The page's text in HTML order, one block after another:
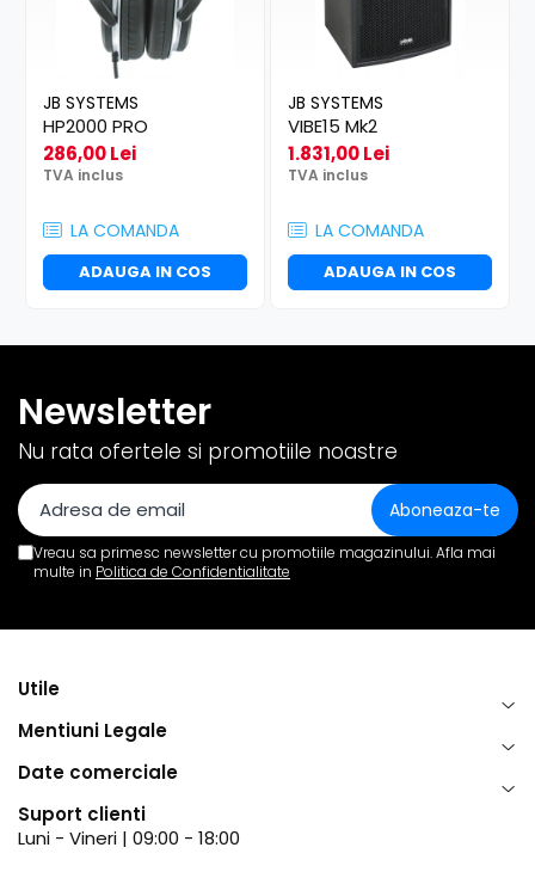
JB SYSTEMS
HP2000 PRO
286,00 Lei
TVA inclus
LA COMANDA
ADAUGA IN COS
JB SYSTEMS
VIBE15 Mk2
1.831,00 Lei
TVA inclus
LA COMANDA
ADAUGA IN COS
Newsletter
Nu rata ofertele si promotiile noastre
Vreau sa primesc newsletter cu promotiile magazinului. Afla mai
multe in Politica de Confidentialitate
Utile
Mentiuni Legale
Date comerciale
Suport clienti
Luni - Vineri | 09:00 - 18:00